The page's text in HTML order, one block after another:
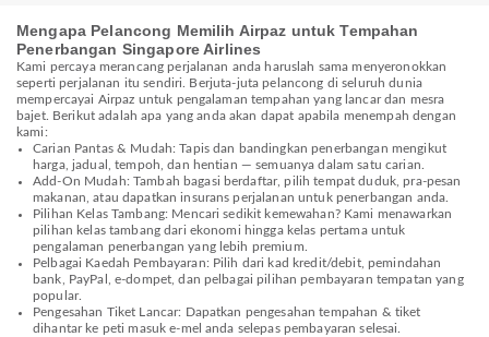
Mengapa Pelancong Memilih Airpaz untuk Tempahan
Penerbangan Singapore Airlines
Kami percaya merancang perjalanan anda haruslah sama menyeronokkan
seperti perjalanan itu sendiri. Berjuta-juta pelancong di seluruh dunia
mempercayai Airpaz untuk pengalaman tempahan yang lancar dan mesra
bajet. Berikut adalah apa yang anda akan dapat apabila menempah dengan
kami:
Carian Pantas & Mudah: Tapis dan bandingkan penerbangan mengikut
harga, jadual, tempoh, dan hentian — semuanya dalam satu carian.
Add-On Mudah: Tambah bagasi berdaftar, pilih tempat duduk, pra-pesan
makanan, atau dapatkan insurans perjalanan untuk penerbangan anda.
Pilihan Kelas Tambang: Mencari sedikit kemewahan? Kami menawarkan
pilihan kelas tambang dari ekonomi hingga kelas pertama untuk
pengalaman penerbangan yang lebih premium.
Pelbagai Kaedah Pembayaran: Pilih dari kad kredit/debit, pemindahan
bank, PayPal, e-dompet, dan pelbagai pilihan pembayaran tempatan yang
popular.
Pengesahan Tiket Lancar: Dapatkan pengesahan tempahan & tiket
dihantar ke peti masuk e-mel anda selepas pembayaran selesai.